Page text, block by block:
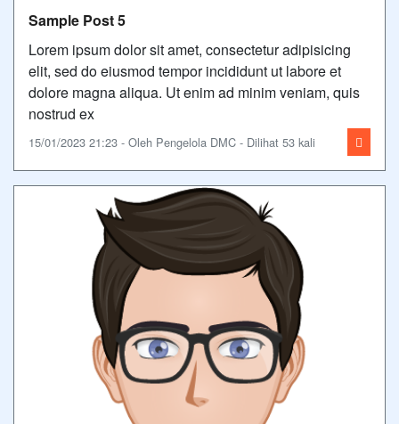
Sample Post 5
Lorem ipsum dolor sit amet, consectetur adipisicing
elit, sed do eiusmod tempor incididunt ut labore et
dolore magna aliqua. Ut enim ad minim veniam, quis
nostrud ex
15/01/2023 21:23 - Oleh Pengelola DMC - Dilihat 53 kali